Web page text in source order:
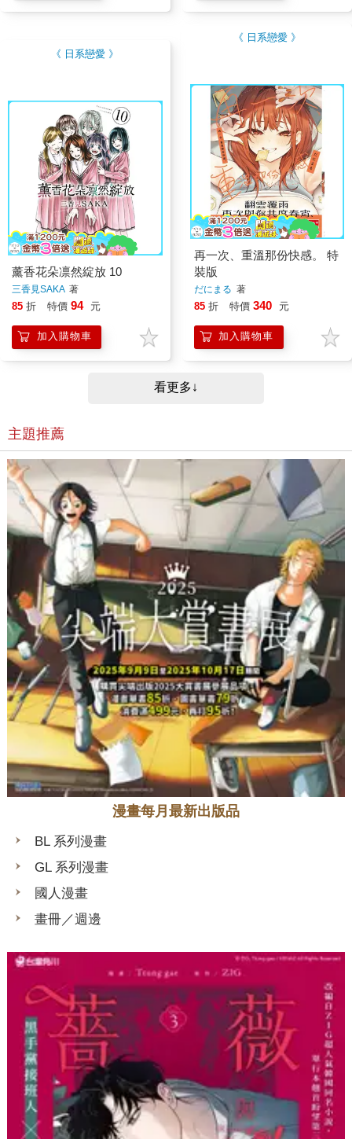
《 日系戀愛 》
薰香花朵凛然綻放 10
三香見SAKA著
85 折 特價 94 元
加入購物車
《 日系戀愛 》
再一次、重溫那份快感。 特
裝版
だにまる 著
85 折 特價 340 元
加入購物車
看更多↓
主題推薦
漫畫每月最新出版品
BL 系列漫畫
GL 系列漫畫
國人漫畫
畫冊／週邊